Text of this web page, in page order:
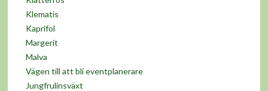
Klematis
Kaprifol
Margerit
Malva
Vägen till att bli eventplanerare
Jungfrulinsväxt